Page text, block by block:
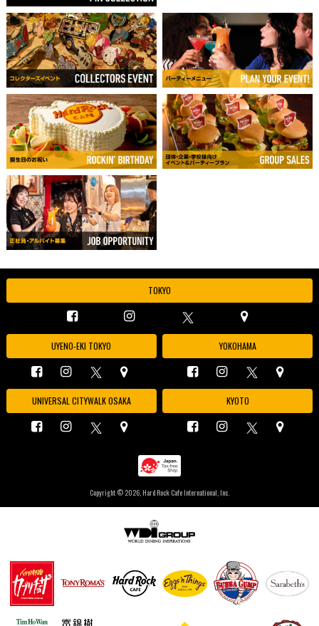
TOKYO
UYENO-EKI TOKYO YOKOHAMA
UNIVERSAL CITYWALK OSAKA KYOTO
Copyright © 2026, Hard Rock Cafe International, Inc.